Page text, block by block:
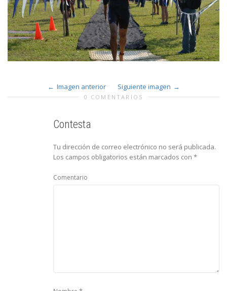
Imagen anterior Siguiente imagen
0 COMENTARIOS
Contesta
Tu dirección de correo electrónico no será publicada.
Los campos obligatorios están marcados con *
Comentario